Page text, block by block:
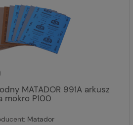
MATADOR 991A arkusz
mokro P100
Matador